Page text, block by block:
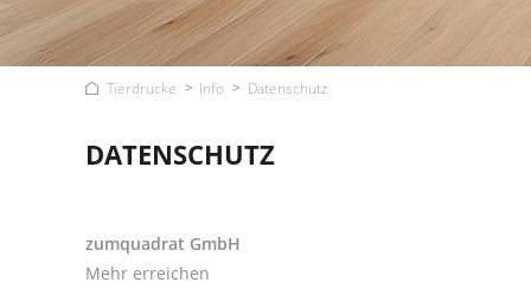
Tierdrucke Info Datenschutz
DATENSCHUTZ
zumquadrat GmbH
Mehr erreichen